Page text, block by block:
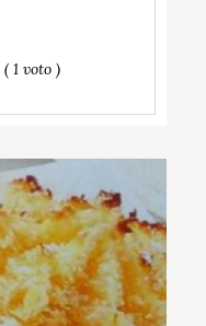
( 1 voto )